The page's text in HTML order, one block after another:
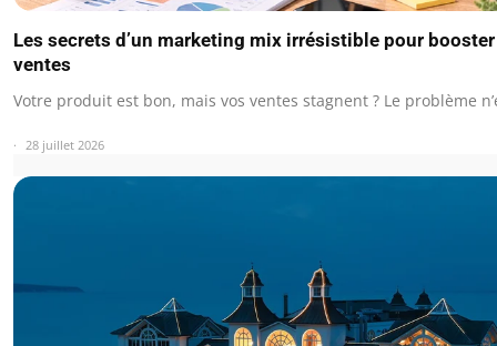
Les secrets d’un marketing mix irrésistible pour
ventes
Votre produit est bon, mais vos ventes stagnent ? Le problème
28 juillet 2026